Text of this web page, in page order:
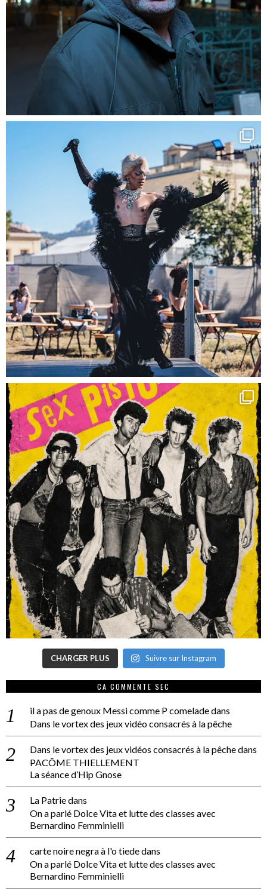
CHARGER PLUS Suivre sur Instagram
CA COMMENTE SEC
il a pas de genoux Messi comme P comeladedans
Dans le vortex des jeux vidéo consacrés à la pêche
Dans le vortex des jeux vidéos consacrés à la pêchedans
PACÔME THIELLEMENT
La séance d’Hip Gnose
La Patriedans
On a parlé Dolce Vita et lutte des classes avec
Bernardino Femminielli
carte noire negra à l'o tiededans
On a parlé Dolce Vita et lutte des classes avec
Bernardino Femminielli